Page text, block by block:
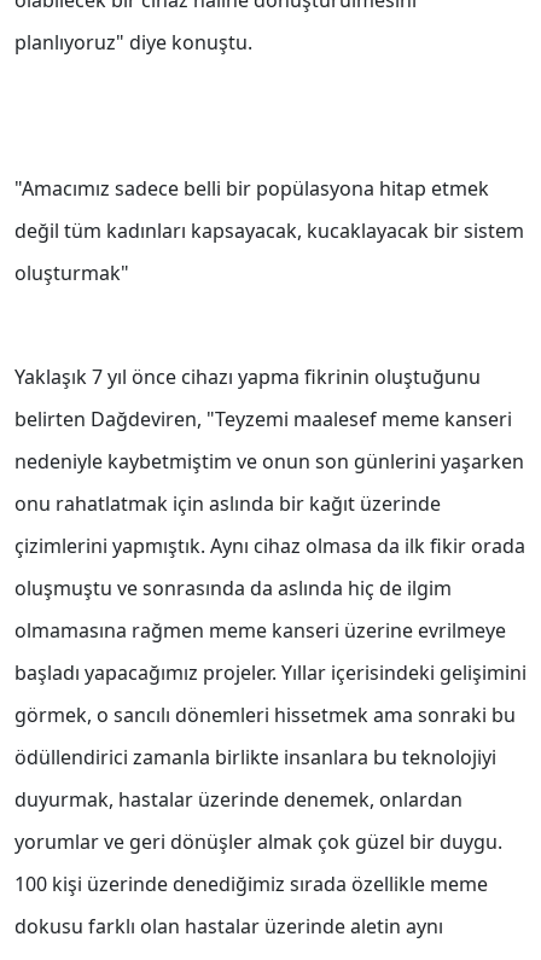
planlıyoruz" diye konuştu.
"Amacımız sadece belli bir popülasyona hitap etmek
değil tüm kadınları kapsayacak, kucaklayacak bir sistem
oluşturmak"
Yaklaşık 7 yıl önce cihazı yapma fikrinin oluştuğunu
belirten Dağdeviren, "Teyzemi maalesef meme kanseri
nedeniyle kaybetmiştim ve onun son günlerini yaşarken
onu rahatlatmak için aslında bir kağıt üzerinde
çizimlerini yapmıştık. Aynı cihaz olmasa da ilk fikir orada
oluşmuştu ve sonrasında da aslında hiç de ilgim
olmamasına rağmen meme kanseri üzerine evrilmeye
başladı yapacağımız projeler. Yıllar içerisindeki gelişimini
görmek, o sancılı dönemleri hissetmek ama sonraki bu
ödüllendirici zamanla birlikte insanlara bu teknolojiyi
duyurmak, hastalar üzerinde denemek, onlardan
yorumlar ve geri dönüşler almak çok güzel bir duygu.
100 kişi üzerinde denediğimiz sırada özellikle meme
dokusu farklı olan hastalar üzerinde aletin aynı